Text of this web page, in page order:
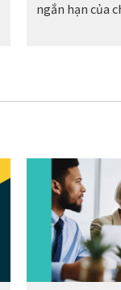
ngắn hạn của